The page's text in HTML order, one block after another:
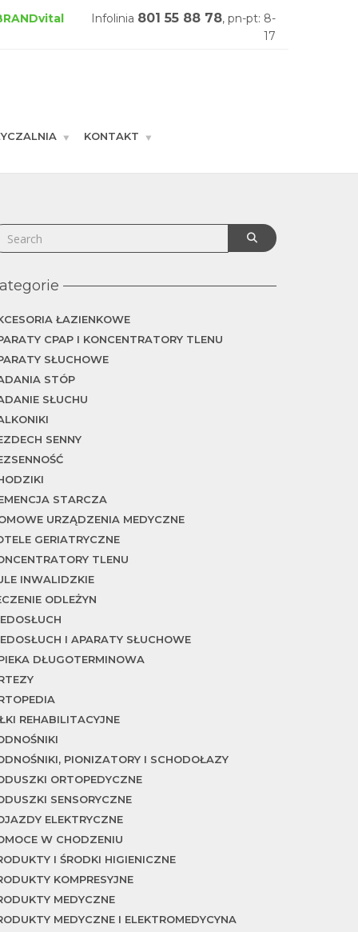
Infolinia 801 55 88 78, pn-pt: 8-
17
KONTAKT
ŁAZIENKOWE
CPAP I KONCENTRATORY TLENU
SŁUCHOWE
STÓP
SŁUCHU
SENNY
STARCZA
URZĄDZENIA MEDYCZNE
GERIATRYCZNE
TLENU
INWALIDZKIE
ODLEŻYN
I APARATY SŁUCHOWE
DŁUGOTERMINOWA
REHABILITACYJNE
PIONIZATORY I SCHODOŁAZY
ORTOPEDYCZNE
SENSORYCZNE
ELEKTRYCZNE
W CHODZENIU
I ŚRODKI HIGIENICZNE
KOMPRESYJNE
MEDYCZNE
MEDYCZNE I ELEKTROMEDYCYNA